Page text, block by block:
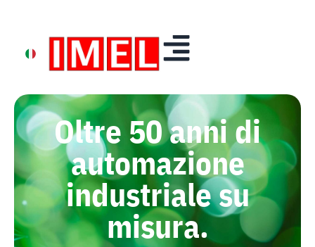
Oltre 50 anni di
automazione
industriale su
misura.